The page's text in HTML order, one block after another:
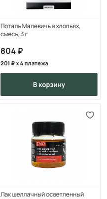
Поталь Малевичъ в хлопьях,
смесь, 3 г
804
201 x 4 платежа
в корзину
Лак шеллачный осветленный